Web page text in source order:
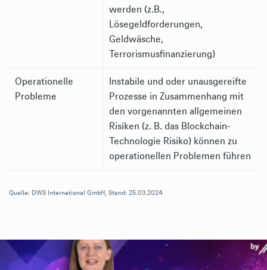
werden (z.B.,
Lösegeldforderungen,
Geldwäsche,
Terrorismusfinanzierung)
Operationelle
Probleme
Instabile und oder unausgereifte
Prozesse in Zusammenhang mit
den vorgenannten allgemeinen
Risiken (z. B. das Blockchain-
Technologie Risiko) können zu
operationellen Problemen führen
Quelle: DWS International GmbH, Stand: 25.03.2024
Was bestimmt den Wert von Bitcoin?